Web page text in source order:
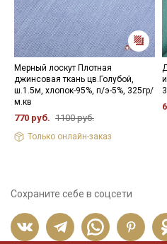
Мерный лоскут Плотная
джинсовая ткань цв.Голубой,
ш.1.5м, хлопок-95%, п/э-5%, 325гр/
м.кв
770 руб. 1100 руб.
Только онлайн-заказ
Сохраните себе в соцсети